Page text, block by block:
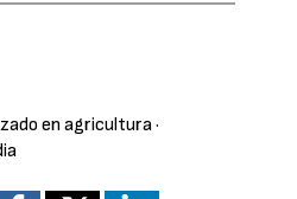
en agricultura·